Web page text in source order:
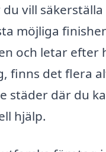
vill
möjliga
och letar efter
finns det flera
städer där du
hjälp.